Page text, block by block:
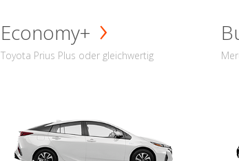
Economy+
Toyota Prius Plus oder gleichwertig